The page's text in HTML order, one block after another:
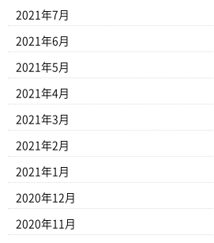
2021年7月
2021年6月
2021年5月
2021年4月
2021年3月
2021年2月
2021年1月
2020年12月
2020年11月